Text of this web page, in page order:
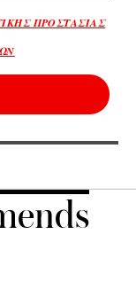
ΠΡΟΣΤΑΣΙΑΣ